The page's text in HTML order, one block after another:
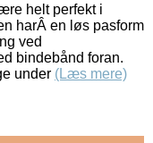
helt perfekt i
harÂ en løs pasform
ved
bindebånd foran.
under (Læs mere)